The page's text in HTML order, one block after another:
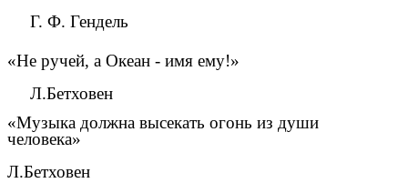
Г. Ф. Гендель
«Не ручей, а Океан - имя ему!»
Л.Бетховен
«Музыка должна высекать огонь из души
человека»
Л.Бетховен